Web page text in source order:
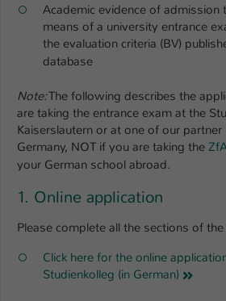
Academic evidence of admission
means of a university entrance
the evaluation criteria (BV)
database
Note:The following describes the
are taking the entrance exam at the
Kaiserslautern or at one of our
Germany, NOT if you are taking the
your German school abroad.
1. Online application
Please complete all the sections of
Click here for the online
Studienkolleg (in German)
Zweck
Einstellungen. Unter
generierte ID, für die
Speicherung Ihrer
Name fe_typo_user /
Anbieter TYPO3
Laufzeit 1 Woche
Dieses Cookie ist ein
eines Intranet-Logins
kann der eingeloggte